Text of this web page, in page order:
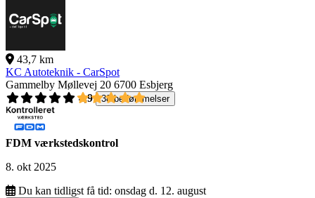
43,7 km
KC Autoteknik - CarSpot
Gammelby Møllevej 20 6700 Esbjerg
4,9
38 bedømmelser
FDM værkstedskontrol
8. okt 2025
Du kan tidligst få tid: onsdag d. 12. august